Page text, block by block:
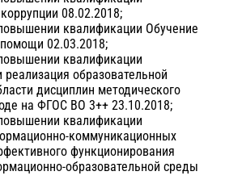
08.02.2018;
квалификации Обучение
02.03.2018;
квалификации
образовательной
дисциплин методического
на ФГОС ВО 3++ 23.10.2018;
квалификации
коммуникационных
функционирования
образовательной среды